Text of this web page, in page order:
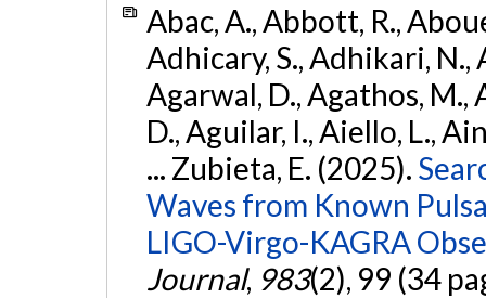
Abac, A., Abbott, R.,
Adhicary, S., Adhikari, N.,
Agarwal, D., Agathos, M.,
D., Aguilar, I., Aiello, L.,
... Zubieta, E. (2025).
Waves from Known
LIGO-Virgo-KAGRA
Journal, 983(2), 99 (34